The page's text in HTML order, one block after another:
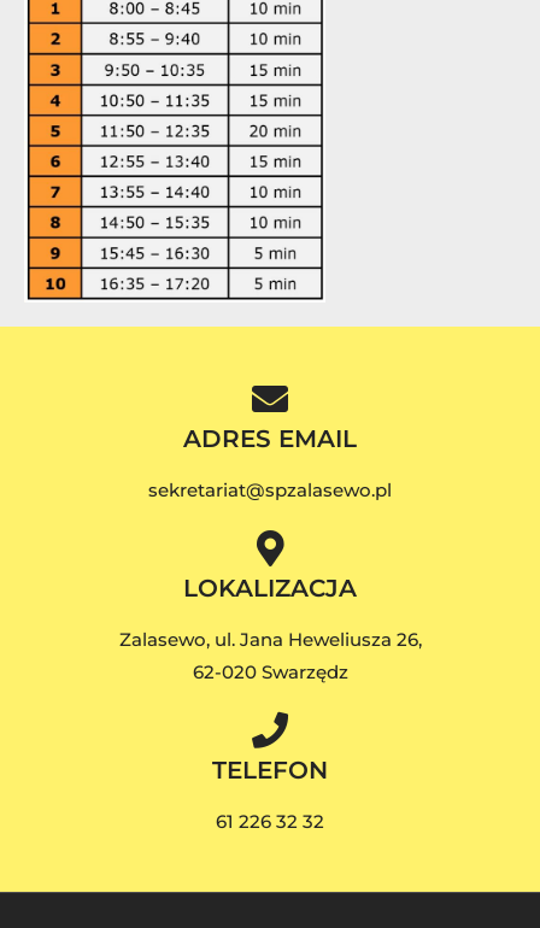
ADRES EMAIL
sekretariat@spzalasewo.pl
LOKALIZACJA
Zalasewo, ul. Jana Heweliusza 26,
62-020 Swarzędz
TELEFON
61 226 32 32